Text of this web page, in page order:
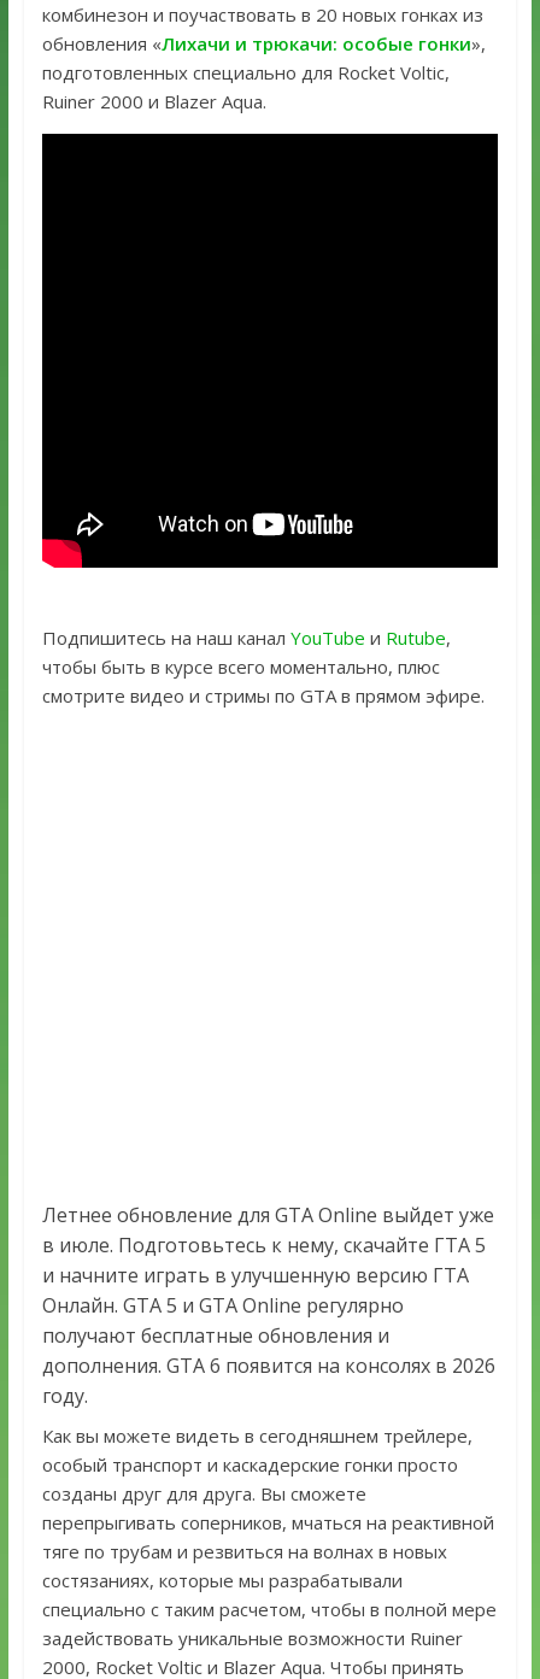
комбинезон и поучаствовать в 20 новых гонках из
обновления «Лихачи и трюкачи: особые гонки»,
подготовленных специально для Rocket Voltic,
Ruiner 2000 и Blazer Aqua.
Подпишитесь на наш канал YouTube и Rutube,
чтобы быть в курсе всего моментально, плюс
смотрите видео и стримы по GTA в прямом эфире.
Летнее обновление для GTA Online выйдет уже
в июле. Подготовьтесь к нему, скачайте ГТА 5
и начните играть в улучшенную версию ГТА
Онлайн. GTA 5 и GTA Online регулярно
получают бесплатные обновления и
дополнения. GTA 6 появится на консолях в 2026
году.
Как вы можете видеть в сегодняшнем трейлере,
особый транспорт и каскадерские гонки просто
созданы друг для друга. Вы сможете
перепрыгивать соперников, мчаться на реактивной
тяге по трубам и резвиться на волнах в новых
состязаниях, которые мы разрабатывали
специально с таким расчетом, чтобы в полной мере
задействовать уникальные возможности Ruiner
2000, Rocket Voltic и Blazer Aqua. Чтобы принять